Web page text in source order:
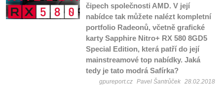
čipech společnosti AMD. V její
nabídce tak můžete nalézt kompletní
portfolio Radeonů, včetně grafické
karty Sapphire Nitro+ RX 580 8GD5
Special Edition, která patří do její
mainstreamové top nabídky. Jaká
tedy je tato modrá Safírka?
gpureport.cz Pavel Šantrůček 28.02.2018